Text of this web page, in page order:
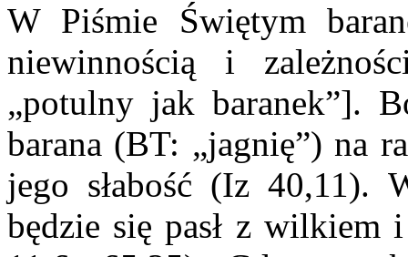
W Piśmie Świętym
niewinnością i
„potulny jak baranek”].
barana (BT: „jagnię”) na
jego słabość (Iz 40,11).
będzie się pasł z